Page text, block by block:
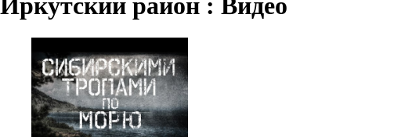
Иркутский район : Видео